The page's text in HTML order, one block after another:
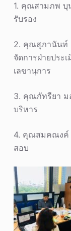
1. คุณสามภ
รับรอง
2. คุณสุภานั
จัดการฝ่ายประ
เลขานุการ
3. คุณภัทรีย
บริหาร
4. คุณสมคณง
สอบ